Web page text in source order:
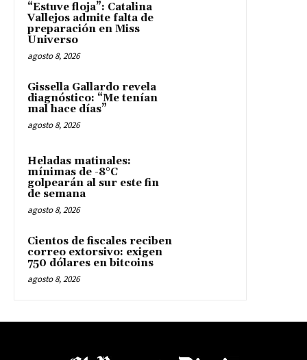
“Estuve floja”: Catalina
Vallejos admite falta de
preparación en Miss
Universo
agosto 8, 2026
Gissella Gallardo revela
diagnóstico: “Me tenían
mal hace días”
agosto 8, 2026
Heladas matinales:
mínimas de -8°C
golpearán al sur este fin
de semana
agosto 8, 2026
Cientos de fiscales reciben
correo extorsivo: exigen
750 dólares en bitcoins
agosto 8, 2026